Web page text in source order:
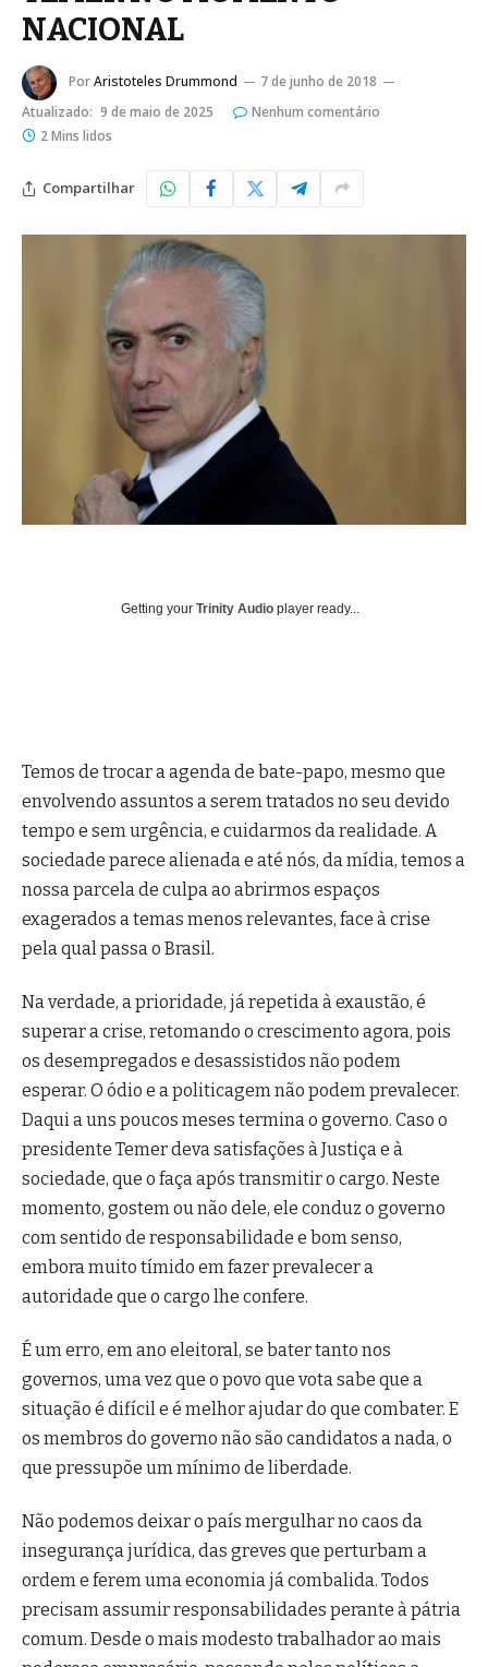
NACIONAL
PorAristoteles Drummond
7 de junho de 2018
Atualizado: 9 de maio de 2025
Nenhum comentário
2 Mins lidos
Compartilhar
Getting your Trinity Audio player ready...
Temos de trocar a agenda de bate-papo, mesmo que
envolvendo assuntos a serem tratados no seu devido
tempo e sem urgência, e cuidarmos da realidade. A
sociedade parece alienada e até nós, da mídia, temos a
nossa parcela de culpa ao abrirmos espaços
exagerados a temas menos relevantes, face à crise
pela qual passa o Brasil.
Na verdade, a prioridade, já repetida à exaustão, é
superar a crise, retomando o crescimento agora, pois
os desempregados e desassistidos não podem
esperar. O ódio e a politicagem não podem prevalecer.
Daqui a uns poucos meses termina o governo. Caso o
presidente Temer deva satisfações à Justiça e à
sociedade, que o faça após transmitir o cargo. Neste
momento, gostem ou não dele, ele conduz o governo
com sentido de responsabilidade e bom senso,
embora muito tímido em fazer prevalecer a
autoridade que o cargo lhe confere.
É um erro, em ano eleitoral, se bater tanto nos
governos, uma vez que o povo que vota sabe que a
situação é difícil e é melhor ajudar do que combater. E
os membros do governo não são candidatos a nada, o
que pressupõe um mínimo de liberdade.
Não podemos deixar o país mergulhar no caos da
insegurança jurídica, das greves que perturbam a
ordem e ferem uma economia já combalida. Todos
precisam assumir responsabilidades perante à pátria
comum. Desde o mais modesto trabalhador ao mais